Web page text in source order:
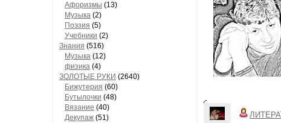
Aфоризмы (13)
Музыкa (2)
Поэзия (5)
Учебники (2)
Знания (516)
Музыкa (12)
физика (4)
ЗОЛОТЫЕ РУКИ (2640)
Бижутерия (60)
Бутылочки (48)
Вязaние (40)
Декупaж (51)